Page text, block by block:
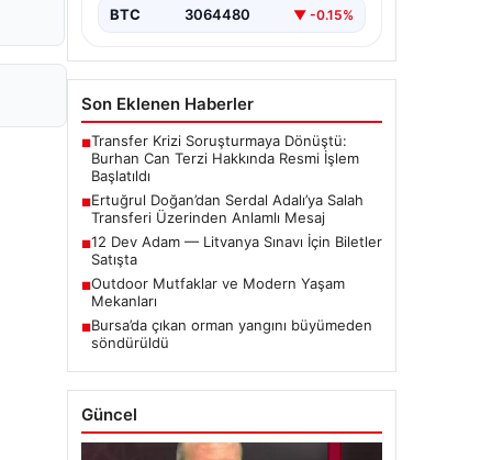
BTC 3064480 ▼ -0.15%
Son Eklenen Haberler
■Transfer Krizi Soruşturmaya Dönüştü:
Burhan Can Terzi Hakkında Resmi İşlem
Başlatıldı
■Ertuğrul Doğan’dan Serdal Adalı’ya Salah
Transferi Üzerinden Anlamlı Mesaj
■12 Dev Adam — Litvanya Sınavı İçin Biletler
Satışta
■Outdoor Mutfaklar ve Modern Yaşam
Mekanları
■Bursa’da çıkan orman yangını büyümeden
söndürüldü
Güncel